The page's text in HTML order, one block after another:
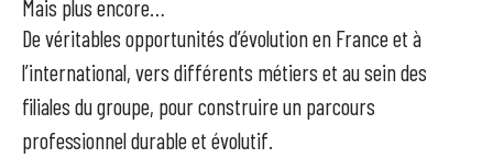
Mais plus encore…
Devéritables opportunités d’évolution en France et à
l’international, vers différents métiers et au sein des
filiales du groupe, pour construire un parcours
professionnel durable et évolutif.